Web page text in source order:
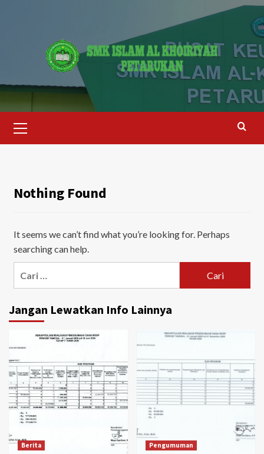
Menu
Nothing Found
It seems we can’t find what you’re looking for. Perhaps
searching can help.
Jangan Lewatkan Info Lainnya
Berita Pengumuman